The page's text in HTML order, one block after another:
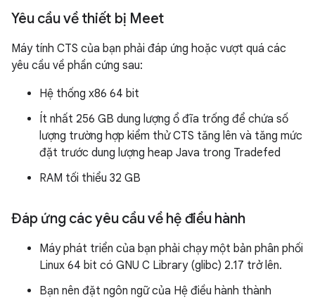
Yêu cầu về thiết bị Meet
Máy tính CTS của bạn phải đáp ứng hoặc vượt quá các
yêu cầu về phần cứng sau:
Hệ thống x86 64 bit
Ít nhất 256 GB dung lượng ổ đĩa trống để chứa số
lượng trường hợp kiểm thử CTS tăng lên và tăng mức
đặt trước dung lượng heap Java trong Tradefed
RAM tối thiểu 32 GB
Đáp ứng các yêu cầu về hệ điều hành
Máy phát triển của bạn phải chạy một bản phân phối
Linux 64 bit có GNU C Library (glibc) 2.17 trở lên.
Bạn nên đặt ngôn ngữ của Hệ điều hành thành